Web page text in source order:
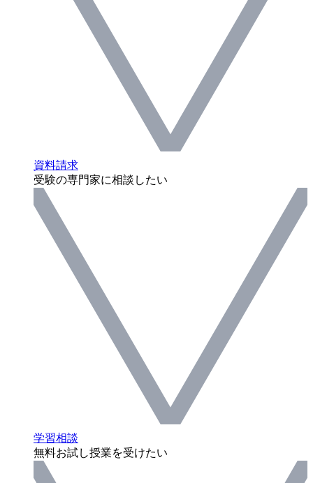
資料請求
受験の専門家に相談したい
学習相談
無料お試し授業を受けたい